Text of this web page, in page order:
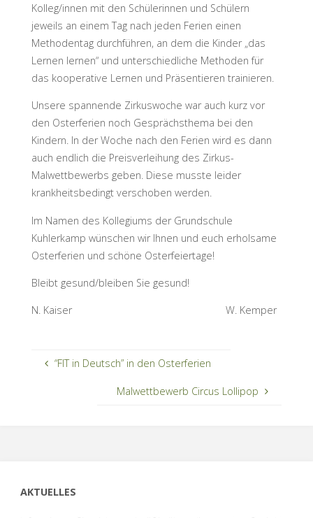
Kolleg/innen mit den Schülerinnen und Schülern
jeweils an einem Tag nach jeden Ferien einen
Methodentag durchführen, an dem die Kinder „das
Lernen lernen“ und unterschiedliche Methoden für
das kooperative Lernen und Präsentieren trainieren.
Unsere spannende Zirkuswoche war auch kurz vor
den Osterferien noch Gesprächsthema bei den
Kindern. In der Woche nach den Ferien wird es dann
auch endlich die Preisverleihung des Zirkus-
Malwettbewerbs geben. Diese musste leider
krankheitsbedingt verschoben werden.
Im Namen des Kollegiums der Grundschule
Kuhlerkamp wünschen wir Ihnen und euch erholsame
Osterferien und schöne Osterfeiertage!
Bleibt gesund/bleiben Sie gesund!
N. Kaiser W. Kemper
“FIT in Deutsch” in den Osterferien
Malwettbewerb Circus Lollipop
AKTUELLES